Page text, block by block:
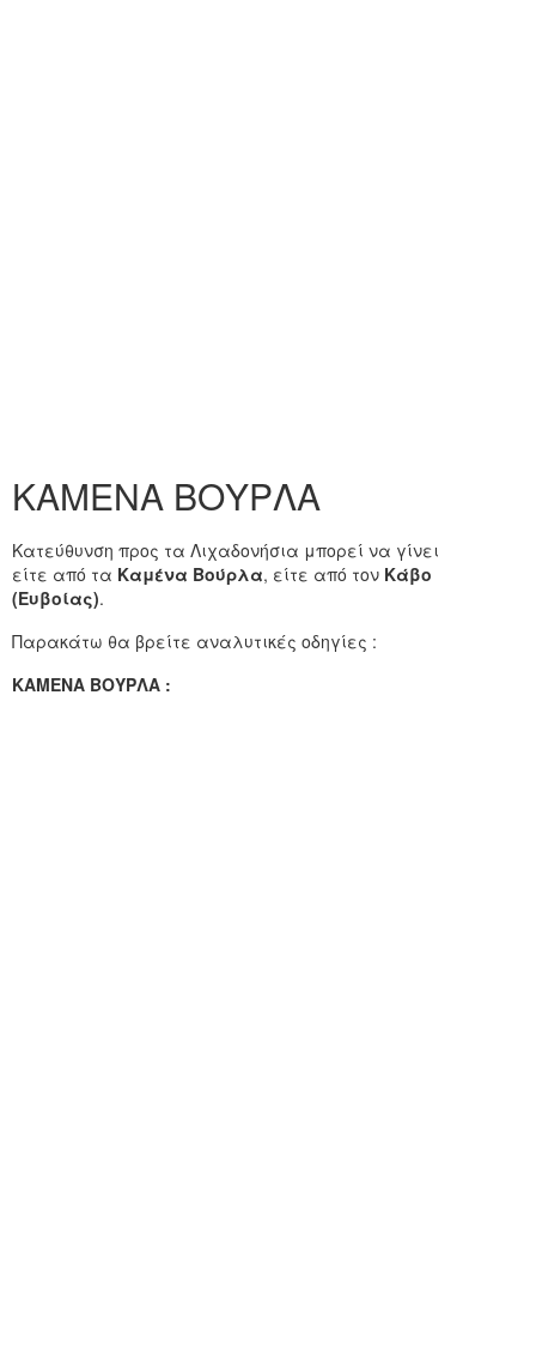
ΚΑΜΕΝΑ ΒΟΥΡΛΑ
Κατεύθυνση προς τα Λιχαδονήσια μπορεί να γίνει
είτε από τα Καμένα Βούρλα, είτε από τον Κάβο
(Ευβοίας).
Παρακάτω θα βρείτε αναλυτικές οδηγίες :
ΚΑΜΕΝΑ ΒΟΥΡΛΑ :